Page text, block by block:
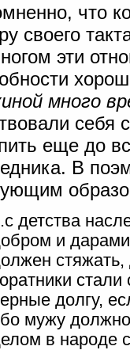
что
своего
эти
много
себя
еще до
В
детства
и
стяжать,
долгу,
мужу
в народе